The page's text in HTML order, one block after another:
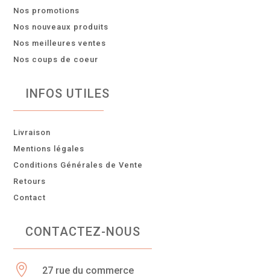
Nos promotions
Nos nouveaux produits
Nos meilleures ventes
Nos coups de coeur
INFOS UTILES
Livraison
Mentions légales
Conditions Générales de Vente
Retours
Contact
CONTACTEZ-NOUS

27 rue du commerce